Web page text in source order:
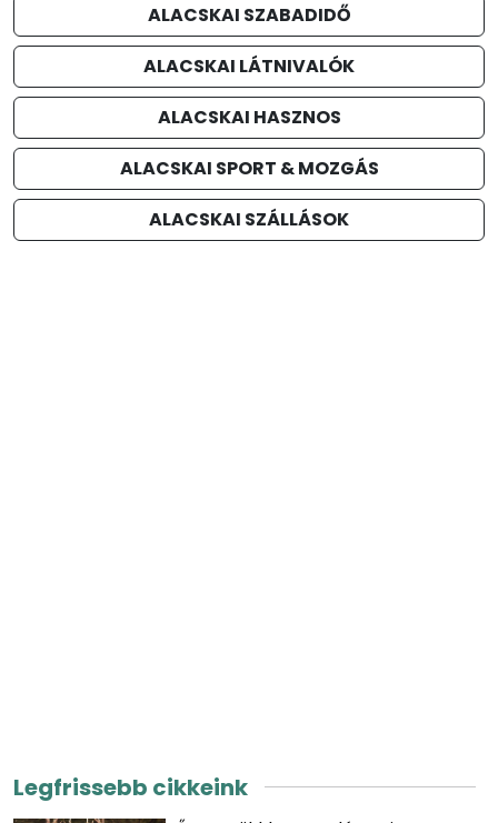
ALACSKAI SZABADIDŐ
ALACSKAI LÁTNIVALÓK
ALACSKAI HASZNOS
ALACSKAI SPORT & MOZGÁS
ALACSKAI SZÁLLÁSOK
Legfrissebb cikkeink